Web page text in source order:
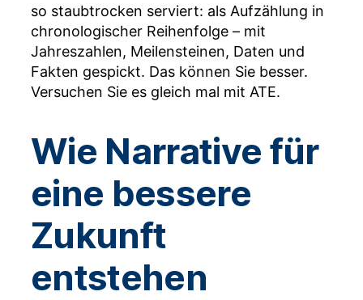
so staubtrocken serviert: als Aufzählung in
chronologischer Reihenfolge – mit
Jahreszahlen, Meilensteinen, Daten und
Fakten gespickt. Das können Sie besser.
Versuchen Sie es gleich mal mit ATE.
Wie Narrative für
eine bessere
Zukunft
entstehen